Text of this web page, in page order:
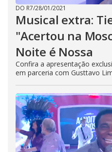
DO R7/28/01/2021
Musical extra:
"Acertou na
Noite é Nossa
Confira a apresentação
em parceria com Gusttavo